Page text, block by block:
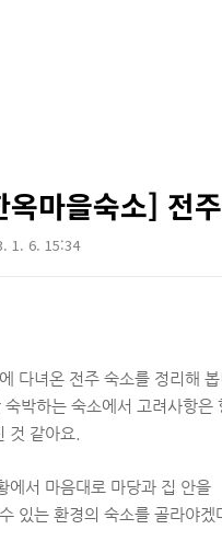
옥마을숙소] 전
1. 6. 15:34
다녀온 전주 숙소를 정리해 봅
숙박하는 숙소에서 고려사항은
것 같아요.
에서 마음대로 마당과 집 안을
있는 환경의 숙소를 골라야겠